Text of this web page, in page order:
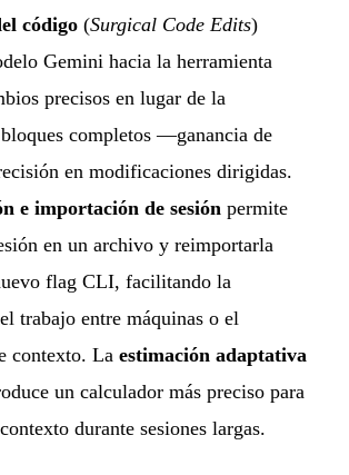
código (Surgical Code Edits)
Gemini hacia la herramienta
precisos en lugar de la
completos —ganancia de
en modificaciones dirigidas.
e importación de sesión permite
en un archivo y reimportarla
flag CLI, facilitando la
trabajo entre máquinas o el
contexto. La estimación adaptativa
un calculador más preciso para
durante sesiones largas.